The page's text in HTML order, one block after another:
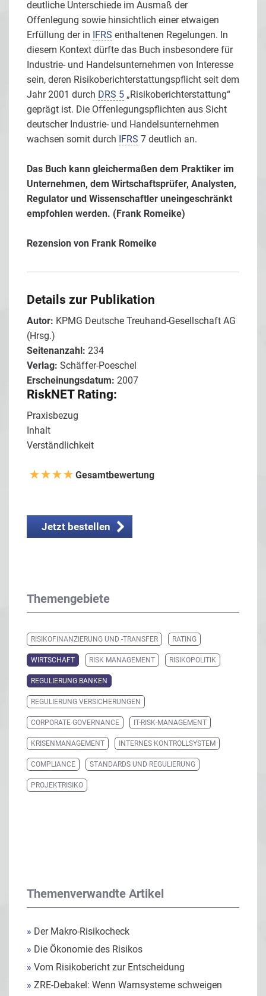
deutliche Unterschiede im Ausmaß der
Offenlegung sowie hinsichtlich einer etwaigen
Erfüllung der in IFRS enthaltenen Regelungen. In
diesem Kontext dürfte das Buch insbesondere für
Industrie- und Handelsunternehmen von Interesse
sein, deren Risikoberichterstattungspflicht seit dem
Jahr 2001 durch DRS 5 „Risikoberichterstattung“
geprägt ist. Die Offenlegungspflichten aus Sicht
deutscher Industrie- und Handelsunternehmen
wachsen somit durch IFRS 7 deutlich an.
Das Buch kann gleichermaßen dem Praktiker im
Unternehmen, dem Wirtschaftsprüfer, Analysten,
Regulator und Wissenschaftler uneingeschränkt
empfohlen werden. (Frank Romeike)
Rezension von Frank Romeike
Details zur Publikation
Autor: KPMG Deutsche Treuhand-Gesellschaft AG
(Hrsg.)
Seitenanzahl: 234
Verlag: Schäffer-Poeschel
Erscheinungsdatum: 2007
RiskNET Rating:
Praxisbezug
Inhalt
Verständlichkeit
Gesamtbewertung
Jetzt bestellen
Themengebiete
RISIKOFINANZIERUNG UND -TRANSFER RATING
WIRTSCHAFT RISK MANAGEMENT RISIKOPOLITIK
REGULIERUNG BANKEN
REGULIERUNG VERSICHERUNGEN
CORPORATE GOVERNANCE IT-RISK-MANAGEMENT
KRISENMANAGEMENT INTERNES KONTROLLSYSTEM
COMPLIANCE STANDARDS UND REGULIERUNG
PROJEKTRISIKO
Themenverwandte Artikel
» Der Makro-Risikocheck
» Die Ökonomie des Risikos
» Vom Risikobericht zur Entscheidung
» ZRE-Debakel: Wenn Warnsysteme schweigen